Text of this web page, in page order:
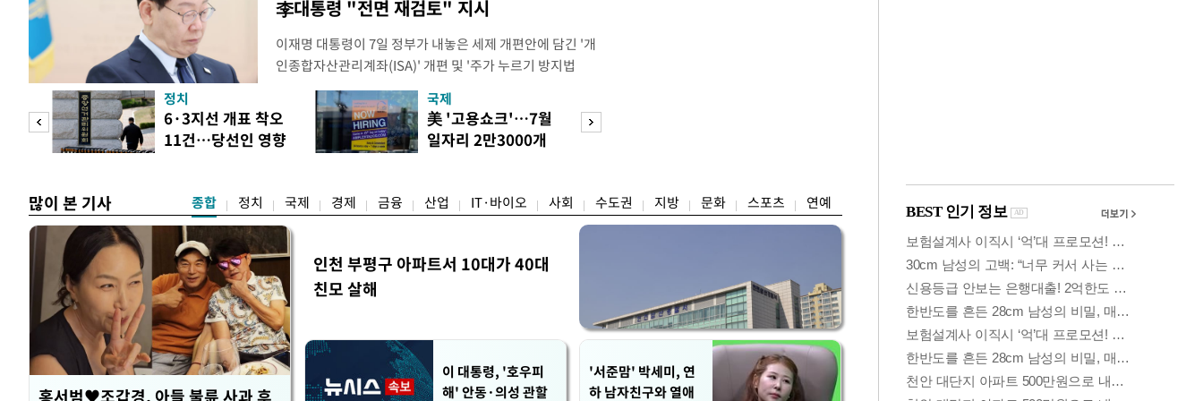
李대통령 "전면 재검토" 지시
이재명 대통령이 7일 정부가 내놓은 세제 개편안에 담긴 '개
인종합자산관리계좌(ISA)' 개편 및 '주가 누르기 방지법
안'을 전면 재검토 할 것을 지시했다. 이 대통령은 이날 참모
들과의 상황 점검 회의에서 ISA 개편 방안 및 주가 누르기 방
지법안을 둘러싼 투자자들의 반발 등에 대한 내용을 보고 받
았다. 이 자리에서 이 대통령은 ISA 개편안과
정치
6·3지선 개표 착오
11건…당선인 영향
국제
美 '고용쇼크'…7월
일자리 2만3000개
많이 본 기사 종합 정치 국제 경제 금융 산업 IT·바이오 사회 수도권 지방 문화 스포츠 연예
홍서범♥조갑경, 아들 불륜 사과 후
인천 부평구 아파트서 10대가 40대
친모 살해
이 대통령, '호우피
해' 안동·의성 관할
'서준맘' 박세미, 연
하 남자친구와 열애